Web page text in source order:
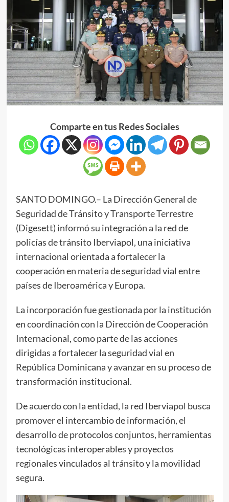
Comparte en tus Redes Sociales
SANTO DOMINGO.– La Dirección General de
Seguridad de Tránsito y Transporte Terrestre
(Digesett) informó su integración a la red de
policías de tránsito Iberviapol, una iniciativa
internacional orientada a fortalecer la
cooperación en materia de seguridad vial entre
países de Iberoamérica y Europa.
La incorporación fue gestionada por la institución
en coordinación con la Dirección de Cooperación
Internacional, como parte de las acciones
dirigidas a fortalecer la seguridad vial en
República Dominicana y avanzar en su proceso de
transformación institucional.
De acuerdo con la entidad, la red Iberviapol busca
promover el intercambio de información, el
desarrollo de protocolos conjuntos, herramientas
tecnológicas interoperables y proyectos
regionales vinculados al tránsito y la movilidad
segura.